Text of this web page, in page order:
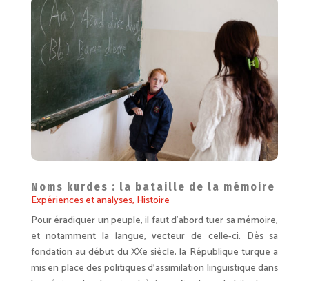
Noms kurdes : la bataille de la mémoire
Expériences et analyses, Histoire
Pour éradiquer un peuple, il faut d’abord tuer sa mémoire,
et notamment la langue, vecteur de celle-ci. Dès sa
fondation au début du XXe siècle, la République turque a
mis en place des politiques d’assimilation linguistique dans